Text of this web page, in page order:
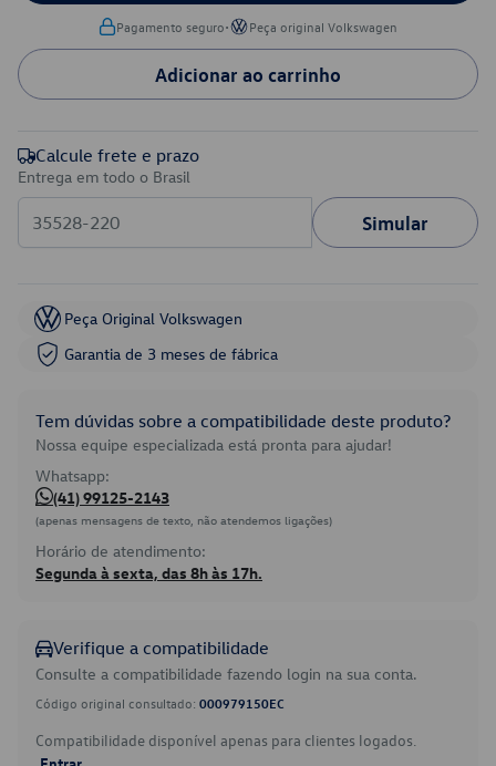
Pagamento seguro• Peça original Volkswagen
Adicionar ao carrinho
Calcule frete e prazo
Entrega em todo o Brasil
Simular
Peça Original Volkswagen
Garantia de 3 meses de fábrica
Tem dúvidas sobre a compatibilidade deste produto?
Nossa equipe especializada está pronta para ajudar!
Whatsapp:
(41) 99125-2143
(apenas mensagens de texto, não atendemos ligações)
Horário de atendimento:
Segunda à sexta, das 8h às 17h.
Verifique a compatibilidade
Consulte a compatibilidade fazendo login na sua conta.
Código original consultado: 000979150EC
Compatibilidade disponível apenas para clientes logados.